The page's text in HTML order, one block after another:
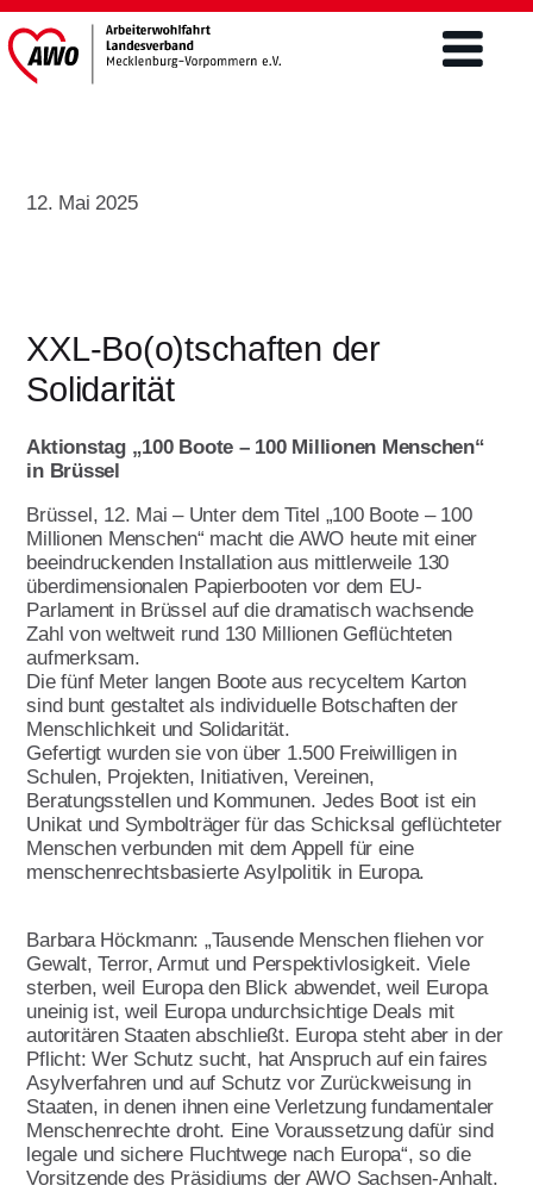
Teilhabe von Menschen m.
Ehrenamt
Öffentlichkeitsarbeit
Qualitätsmanagement
Umwelt- und
Nachhaltigkeitsmanagement
Verbandsarbeit
Referat Finanzen
Über uns
Initiative Transparente
Zivilgesellschaft
Vorstand
Grundsatzprogramm
Satzung
Leitbild
Werte
Statut & Satzung AWO
Bundesverband
Mitgliedsantrag
Spenden
vielseitig
Aktivitäten im Land
Handbuch für AWO
Ortsvereine
Kopiervorlagen
Lotte Lemke Engagement Preis
FSJ / BFD
Freiwilliges Soziales Jahr/BFD unter 27
Bundesfreiwilligendienst über 27 Jahre
Jetzt bewerben
Download & Formulare
Landtagswahlen 2026
Presse
Publikationen
Themen
Marie macht's
Wir feiern 100 Jahre AWO
Armutsstudie
100 Menschen und jeder spielt eine
Hauptrolle
AWO gegen Rassismus
Intern
Kontakt
12. Mai 2025
XXL-Bo(o)tschaften der
Solidarität
Aktionstag „100 Boote – 100 Millionen Menschen“
in Brüssel
Brüssel, 12. Mai – Unter dem Titel „100 Boote – 100
Millionen Menschen“ macht die AWO heute mit einer
beeindruckenden Installation aus mittlerweile 130
überdimensionalen Papierbooten vor dem EU-
Parlament in Brüssel auf die dramatisch wachsende
Zahl von weltweit rund 130 Millionen Geflüchteten
aufmerksam.
Die fünf Meter langen Boote aus recyceltem Karton
sind bunt gestaltet als individuelle Botschaften der
Menschlichkeit und Solidarität.
Gefertigt wurden sie von über 1.500 Freiwilligen in
Schulen, Projekten, Initiativen, Vereinen,
Beratungsstellen und Kommunen. Jedes Boot ist ein
Unikat und Symbolträger für das Schicksal geflüchteter
Menschen verbunden mit dem Appell für eine
menschenrechtsbasierte Asylpolitik in Europa.
Barbara Höckmann: „Tausende Menschen fliehen vor
Gewalt, Terror, Armut und Perspektivlosigkeit. Viele
sterben, weil Europa den Blick abwendet, weil Europa
uneinig ist, weil Europa undurchsichtige Deals mit
autoritären Staaten abschließt. Europa steht aber in der
Pflicht: Wer Schutz sucht, hat Anspruch auf ein faires
Asylverfahren und auf Schutz vor Zurückweisung in
Staaten, in denen ihnen eine Verletzung fundamentaler
Menschenrechte droht. Eine Voraussetzung dafür sind
legale und sichere Fluchtwege nach Europa“, so die
Vorsitzende des Präsidiums der AWO Sachsen-Anhalt.